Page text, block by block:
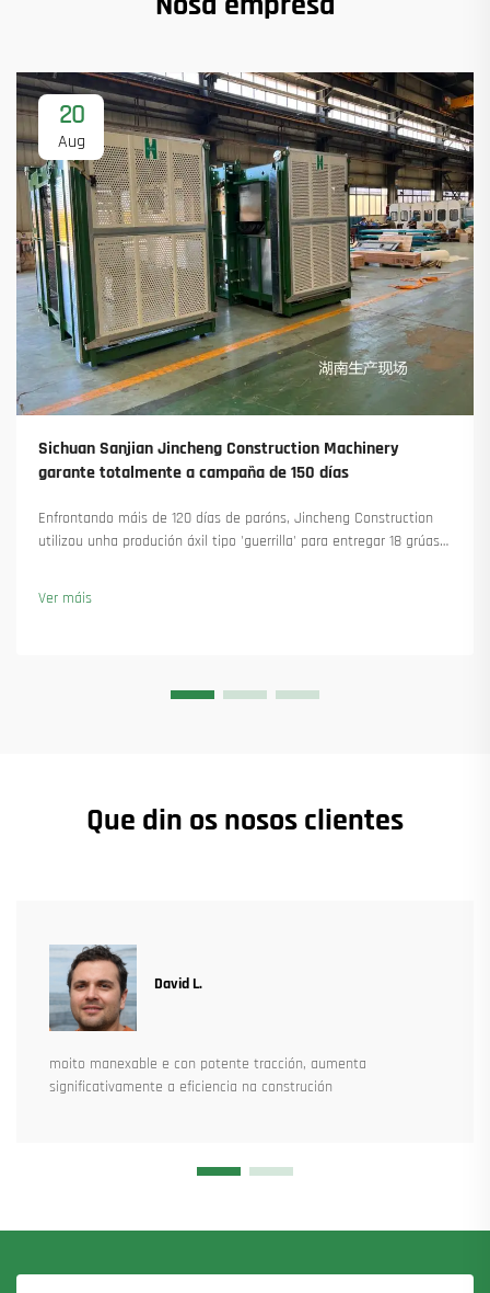
20
Aug
Sichuan Sanjian Jincheng Construction Machinery
garante totalmente a campaña de 150 días
Enfrontando máis de 120 días de paróns, Jincheng Construction
utilizou unha produción áxil tipo 'guerrilla' para entregar 18 grúas
manteu a produción en marcha. Saiba máis.
Ver máis
Que din os nosos clientes
David L.
moito manexable e con potente tracción, aumenta
significativamente a eficiencia na construción